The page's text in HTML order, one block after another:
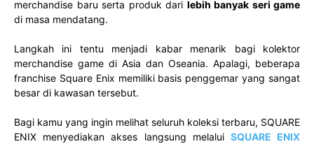
merchandise baru serta produk dari lebih banyak seri game
di masa mendatang.
Langkah ini tentu menjadi kabar menarik bagi kolektor
merchandise game di Asia dan Oseania. Apalagi, beberapa
franchise Square Enix memiliki basis penggemar yang sangat
besar di kawasan tersebut.
Bagi kamu yang ingin melihat seluruh koleksi terbaru, SQUARE
ENIX menyediakan akses langsung melalui SQUARE ENIX